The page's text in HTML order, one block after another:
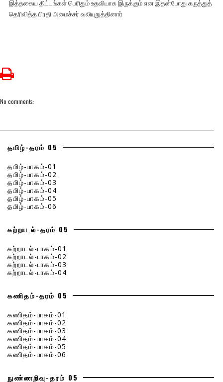
இத்தகைய திட்டங்கள் பெரிதும் உதவியாக இருக்கும் என இதன்போது கருத்துத்
தெரிவித்த பிரதி அமைச்சர் வலியுறுத்தினார்
No comments:
தமிழ்-தரம் 05
தமிழ்-பாகம்-01
தமிழ்-பாகம்-02
தமிழ்-பாகம்-03
தமிழ்-பாகம்-04
தமிழ்-பாகம்-05
தமிழ்-பாகம்-06
சுற்றாடல்-தரம் 05
சுற்றாடல்-பாகம்-01
சுற்றாடல்-பாகம்-02
சுற்றாடல்-பாகம்-03
சுற்றாடல்-பாகம்-04
கணிதம்-தரம் 05
கணிதம்-பாகம்-01
கணிதம்-பாகம்-02
கணிதம்-பாகம்-03
கணிதம்-பாகம்-04
கணிதம்-பாகம்-05
கணிதம்-பாகம்-06
நுண்ணறிவு-தரம் 05